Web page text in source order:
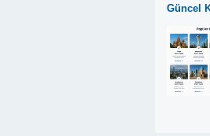
Güncel